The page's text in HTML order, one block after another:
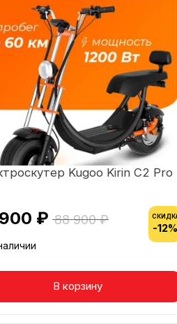
Товар в корзине
Kugoo Kirin С2 Pro
₽ 88 900 ₽
-12%
В корзину